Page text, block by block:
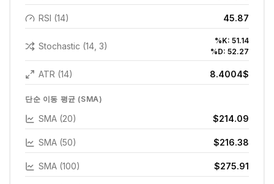
RSI (14) 45.87
Stochastic (14, 3)
%K: 51.14
%D: 52.27
ATR (14) 8.4004$
단순 이동 평균 (SMA)
SMA (20) $214.09
SMA (50) $216.38
SMA (100) $275.91